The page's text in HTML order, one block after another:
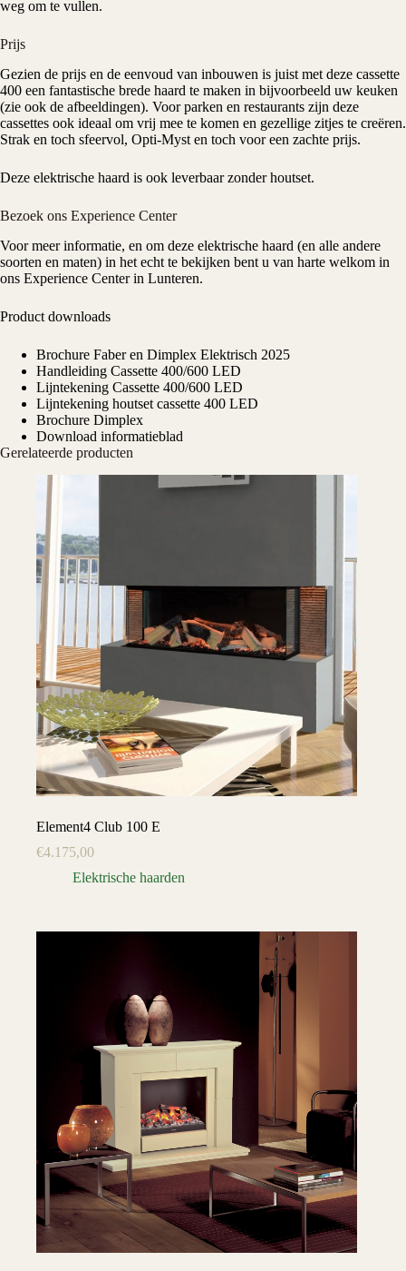
weg om te vullen.
Prijs
Gezien de prijs en de eenvoud van inbouwen is juist met deze cassette
400 een fantastische brede haard te maken in bijvoorbeeld uw keuken
(zie ook de afbeeldingen). Voor parken en restaurants zijn deze
cassettes ook ideaal om vrij mee te komen en gezellige zitjes te creëren.
Strak en toch sfeervol, Opti-Myst en toch voor een zachte prijs.
Deze elektrische haard is ook leverbaar zonder houtset.
Bezoek ons Experience Center
Voor meer informatie, en om deze elektrische haard (en alle andere
soorten en maten) in het echt te bekijken bent u van harte welkom in
ons Experience Centerin Lunteren.
Product downloads
Brochure Faber en Dimplex Elektrisch 2025
Handleiding Cassette 400/600 LED
Lijntekening Cassette 400/600 LED
Lijntekening houtset cassette 400 LED
Brochure Dimplex
Download informatieblad
Gerelateerde producten
Element4 Club 100 E
€4.175,00
Elektrische haarden